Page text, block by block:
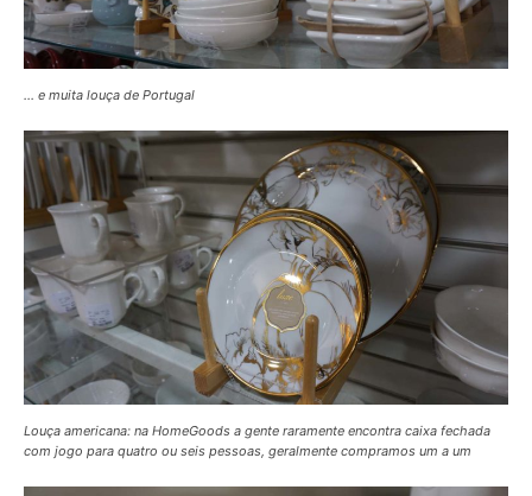
… e muita louça de Portugal
Louça americana: na HomeGoods a gente raramente encontra caixa fechada
com jogo para quatro ou seis pessoas, geralmente compramos um a um